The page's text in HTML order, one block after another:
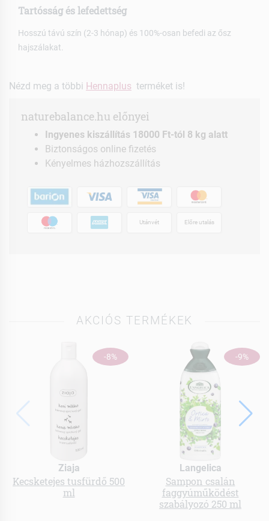
Tartósság és lefedettség
Hosszú távú szín (2-3 hónap) és 100%-osan befedi az ősz
hajszálakat.
Nézd meg a többi Hennaplus terméket is!
naturebalance.hu előnyei
Ingyenes kiszállítás 18000 Ft-tól 8 kg alatt
Biztonságos online fizetés
Kényelmes házhozszállítás
Utánvét Előre utalás
AKCIÓS TERMÉKEK
-8%
Ziaja
Kecsketejes tusfürdő 500
ml
-9%
Langelica
Sampon csalán
faggyúműködést
szabályozó 250 ml